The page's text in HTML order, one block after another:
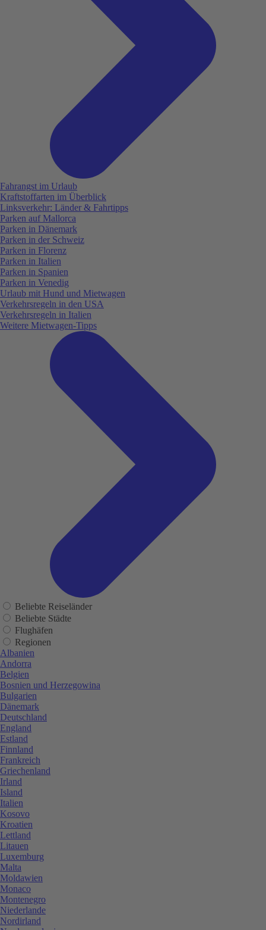
Fahrangst im Urlaub
Kraftstoffarten im Überblick
Linksverkehr: Länder & Fahrtipps
Parken auf Mallorca
Parken in Dänemark
Parken in der Schweiz
Parken in Florenz
Parken in Italien
Parken in Spanien
Parken in Venedig
Urlaub mit Hund und Mietwagen
Verkehrsregeln in den USA
Verkehrsregeln in Italien
Weitere Mietwagen-Tipps
Beliebte Reiseländer
Beliebte Städte
Flughäfen
Regionen
Albanien
Andorra
Belgien
Bosnien und Herzegowina
Bulgarien
Dänemark
Deutschland
England
Estland
Finnland
Frankreich
Griechenland
Irland
Island
Italien
Kosovo
Kroatien
Lettland
Litauen
Luxemburg
Malta
Moldawien
Monaco
Montenegro
Niederlande
Nordirland